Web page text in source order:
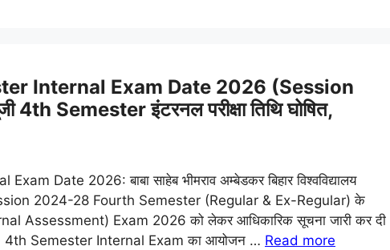
Internal Exam Date 2026 (Session
Semester इंटरनल परीक्षा तिथि घोषित,
Date 2026: बाबा साहेब भीमराव अम्बेडकर बिहार विश्वविद्यालय
2024-28 Fourth Semester (Regular & Ex-Regular) के
Assessment) Exam 2026 को लेकर आधिकारिक सूचना जारी कर दी
4th Semester Internal Exam का आयोजन … Read more